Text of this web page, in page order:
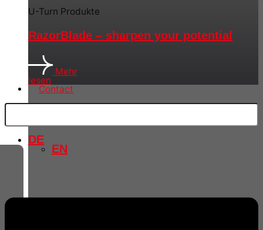
U-Turn Produkte
RazorBlade – sharpen your potential
Mehr
lesen
Contact
DE
EN